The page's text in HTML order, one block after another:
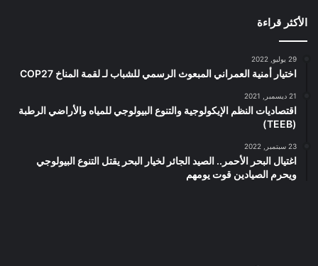
الأكثر قراءة
29 يوليو, 2022
اختيار أمنية العمراني المبعوث الرسمي للشباب لـ لقمة المناخ COP27
21 ديسمبر, 2021
اقتصاديات النظم الإيكولوجية والتنوع البيولوجي للمياه والأراضي الرطبة
(TEEB)
23 سبتمبر, 2022
اغتيال البحر الأحمر.. الصيد الجائر لخيار البحر يقتل التنوع البيولوجي
ويحرم الصيادين قوت يومهم